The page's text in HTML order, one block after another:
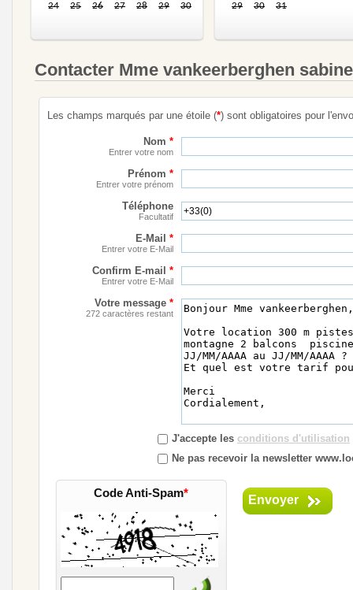
24 25 26 27 28 29 30 29 30 31
Contacter Mme vankeerberghen sabine
Les champs marqués par une étoile (*) sont obligatoires pour
Nom *
Entrer votre nom
Prénom *
Entrer votre prénom
Téléphone
Facultatif
E-Mail *
Entrer votre E-Mail
Confirm E-mail *
Entrer votre E-Mail
Votre message *
272 caractères restant
J'accepte les conditions d'utilisation
Ne pas recevoir la newsletter
Code Anti-Spam* Envoyer